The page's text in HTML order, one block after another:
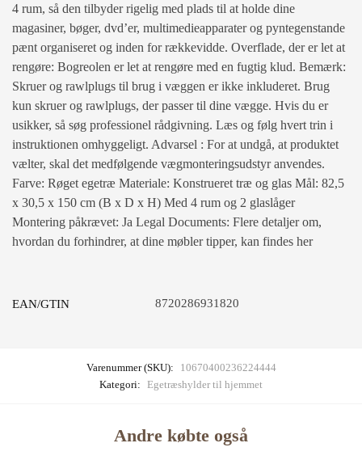
4 rum, så den tilbyder rigelig med plads til at holde dine
magasiner, bøger, dvd’er, multimedieapparater og pyntegenstande
pænt organiseret og inden for rækkevidde. Overflade, der er let at
rengøre: Bogreolen er let at rengøre med en fugtig klud. Bemærk:
Skruer og rawlplugs til brug i væggen er ikke inkluderet. Brug
kun skruer og rawlplugs, der passer til dine vægge. Hvis du er
usikker, så søg professionel rådgivning. Læs og følg hvert trin i
instruktionen omhyggeligt. Advarsel : For at undgå, at produktet
vælter, skal det medfølgende vægmonteringsudstyr anvendes.
Farve: Røget egetræ Materiale: Konstrueret træ og glas Mål: 82,5
x 30,5 x 150 cm (B x D x H) Med 4 rum og 2 glaslåger
Montering påkrævet: Ja Legal Documents: Flere detaljer om,
hvordan du forhindrer, at dine møbler tipper, kan findes her
EAN/GTIN 8720286931820
Varenummer (SKU):
10670400236224444
Kategori: Egetræshylder til hjemmet
Andre købte også